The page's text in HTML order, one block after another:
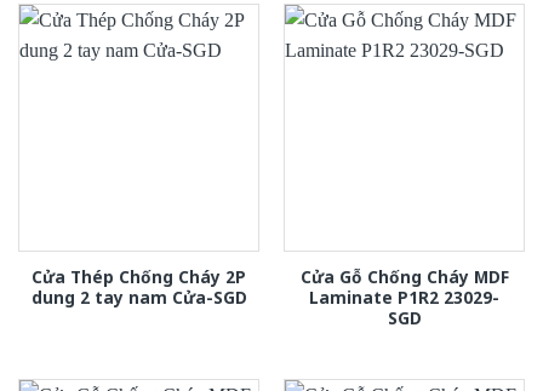
Cửa Thép Chống Cháy 2P
dung 2 tay nam Cửa-SGD
Cửa Gỗ Chống Cháy MDF
Laminate P1R2 23029-
SGD